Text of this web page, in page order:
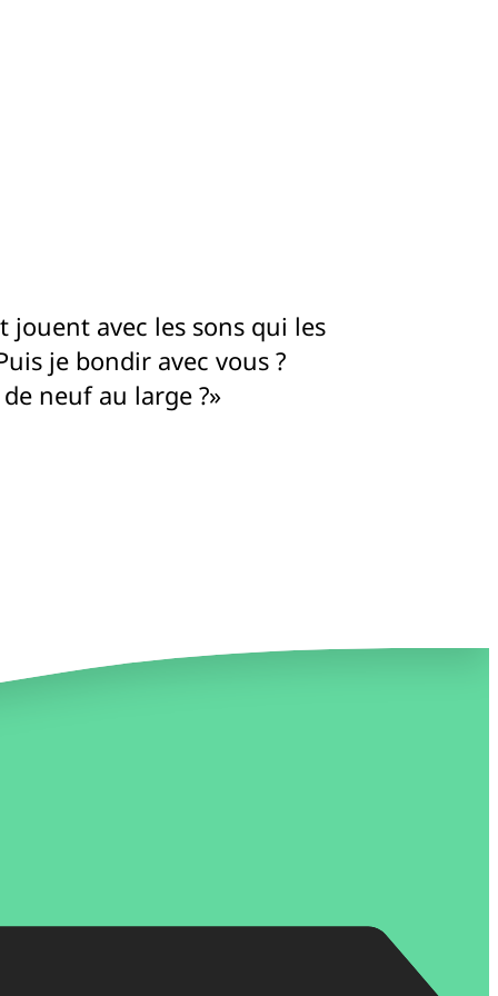
avec les sons qui les
je bondir avec vous ?
neuf au large ?»